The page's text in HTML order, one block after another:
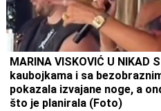
MARINA VISKOVIĆ U NIKAD
kaubojkama i sa
pokazala izvajane noge, a
što je planirala (Foto)